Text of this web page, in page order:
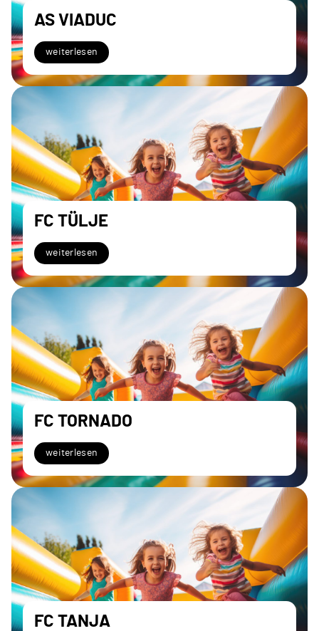
AS VIADUC
weiterlesen
FC TÜLJE
weiterlesen
FC TORNADO
weiterlesen
FC TANJA